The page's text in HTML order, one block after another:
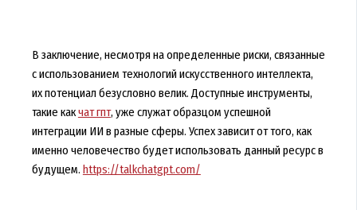
В заключение, несмотря на определенные риски, связанные
с использованием технологий искусственного интеллекта,
их потенциал безусловно велик. Доступные инструменты,
такие какчат гпт, уже служат образцом успешной
интеграции ИИ в разные сферы. Успех зависит от того, как
именно человечество будет использовать данный ресурс в
будущем. https://talkchatgpt.com/